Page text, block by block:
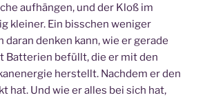
aufhängen, und der Kloß im
kleiner. Ein bisschen weniger
daran denken kann, wie er gerade
Batterien befüllt, die er mit den
herstellt. Nachdem er den
hat. Und wie er alles bei sich hat,